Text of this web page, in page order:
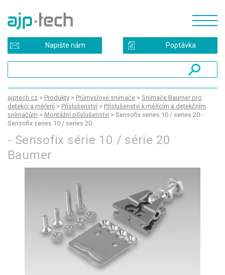
Poptávka
Napište nám
ajptech.cz > Produkty > Průmyslové snímače > Snímače Baumer pro
detekci a měření > Příslušenství > Příslušenství k měřícím a detekčním
snímačům > Montážní příslušenství > Sensofix series 10 / series 20 -
Sensofix series 10 / series 20
- Sensofix série 10 / série 20
Baumer